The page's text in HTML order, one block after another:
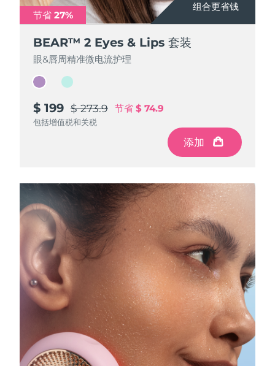
组合更省钱
节省 27%
BEAR™ 2 Eyes & Lips 套装
眼&唇周精准微电流护理
$ 199 $ 273.9 节省 $ 74.9
包括增值税和关税
添加
组合更省钱
节省 27%
BEAR™ 2 Eyes & Lips 套装
眼&唇周精准微电流护理
$ 199 $ 273.9 节省 $ 74.9
包括增值税和关税
添加
越南 预计送达日期8/16/26